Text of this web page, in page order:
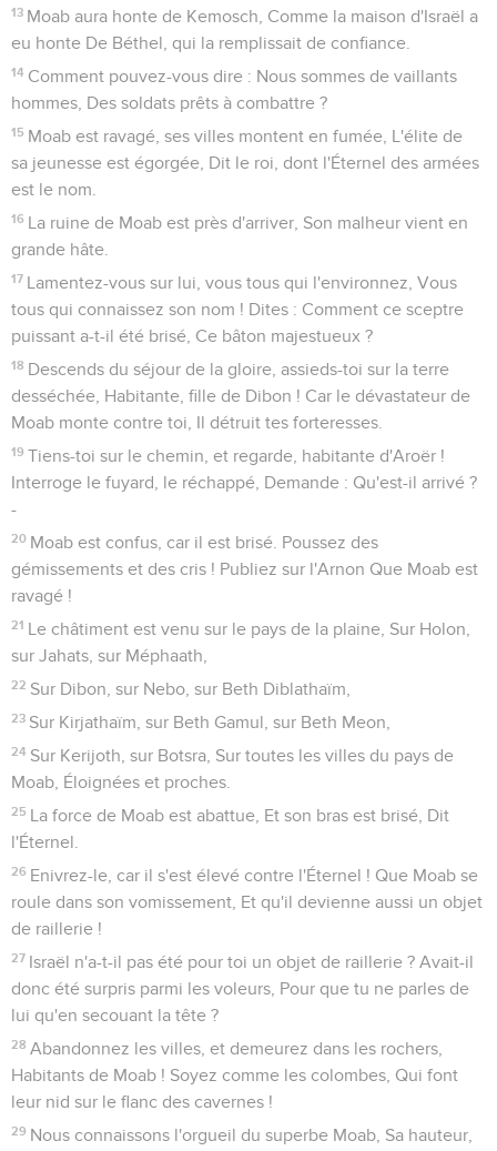
13 Moab aura honte de Kemosch, Comme la maison d'Israël a
eu honte De Béthel, qui la remplissait de confiance.
14 Comment pouvez-vous dire : Nous sommes de vaillants
hommes, Des soldats prêts à combattre ?
15 Moab est ravagé, ses villes montent en fumée, L'élite de
sa jeunesse est égorgée, Dit le roi, dont l'Éternel des armées
est le nom.
16 La ruine de Moab est près d'arriver, Son malheur vient en
grande hâte.
17 Lamentez-vous sur lui, vous tous qui l'environnez, Vous
tous qui connaissez son nom ! Dites : Comment ce sceptre
puissant a-t-il été brisé, Ce bâton majestueux ?
18 Descends du séjour de la gloire, assieds-toi sur la terre
desséchée, Habitante, fille de Dibon ! Car le dévastateur de
Moab monte contre toi, Il détruit tes forteresses.
19 Tiens-toi sur le chemin, et regarde, habitante d'Aroër !
Interroge le fuyard, le réchappé, Demande : Qu'est-il arrivé ?
-
20 Moab est confus, car il est brisé. Poussez des
gémissements et des cris ! Publiez sur l'Arnon Que Moab est
ravagé !
21 Le châtiment est venu sur le pays de la plaine, Sur Holon,
sur Jahats, sur Méphaath,
22 Sur Dibon, sur Nebo, sur Beth Diblathaïm,
23 Sur Kirjathaïm, sur Beth Gamul, sur Beth Meon,
24 Sur Kerijoth, sur Botsra, Sur toutes les villes du pays de
Moab, Éloignées et proches.
25 La force de Moab est abattue, Et son bras est brisé, Dit
l'Éternel.
26 Enivrez-le, car il s'est élevé contre l'Éternel ! Que Moab se
roule dans son vomissement, Et qu'il devienne aussi un objet
de raillerie !
27 Israël n'a-t-il pas été pour toi un objet de raillerie ? Avait-il
donc été surpris parmi les voleurs, Pour que tu ne parles de
lui qu'en secouant la tête ?
28 Abandonnez les villes, et demeurez dans les rochers,
Habitants de Moab ! Soyez comme les colombes, Qui font
leur nid sur le flanc des cavernes !
29 Nous connaissons l'orgueil du superbe Moab, Sa hauteur,